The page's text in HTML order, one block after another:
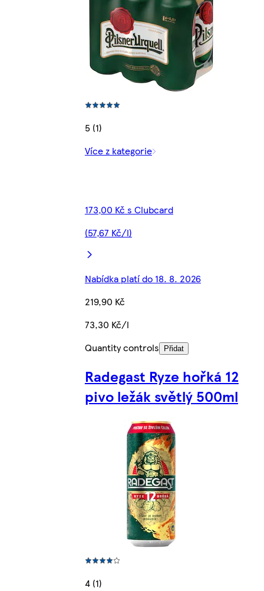
5 (1)
Více z kategorie
173,00 Kč s Clubcard
(57,67 Kč/l)
Nabídka platí do 18. 8. 2026
219,90 Kč
73,30 Kč/l
Quantity controls
Přidat
Radegast Ryze hořká 12
pivo ležák světlý 500ml
4 (1)